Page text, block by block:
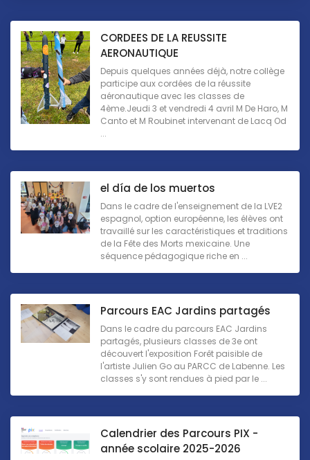
CORDEES DE LA REUSSITE
AERONAUTIQUE
Depuis quelques années déjà, notre collège
participe aux cordées de la réussite
aéronautique avec les classes de
4ème.Jeudi 3 et vendredi 4 avril M De Haro, M
Canto et M Roubinet intervenant de Lacq Od
...
el día de los muertos
Dans le cadre de l'enseignement de la LVE2
espagnol, option européenne, les élèves ont
travaillé sur les caractéristiques et traditions
de la Fête des Morts mexicaine. Une
séquence pédagogique riche en ...
Parcours EAC Jardins partagés
Dans le cadre du parcours EAC Jardins
partagés, plusieurs classes de 3e ont
découvert l'exposition Forêt paisible de
l'artiste Julien Go au PARCC de Labenne. Les
classes s'y sont rendues à pied par le ...
Calendrier des Parcours PIX -
année scolaire 2025-2026